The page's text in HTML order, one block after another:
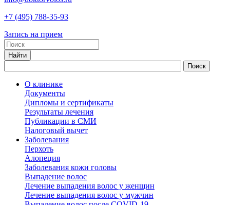
+7 (495) 788-35-93
Запись на прием
О клинике
Документы
Дипломы и сертификаты
Результаты лечения
Публикации в СМИ
Налоговый вычет
Заболевания
Перхоть
Алопеция
Заболевания кожи головы
Выпадение волос
Лечение выпадения волос у женщин
Лечение выпадения волос у мужчин